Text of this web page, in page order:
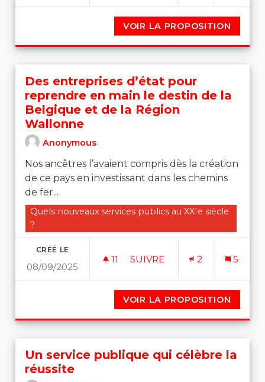
VOIR LA PROPOSITION
Des entreprises d’état pour
reprendre en main le destin de la
Belgique et de la Région
Wallonne
Anonymous
Nos ancêtres l’avaient compris dès la création
de ce pays en investissant dans les chemins
de fer...
Filtrer les résultats de la catégorie : Quels nouveaux
Quels nouveaux services publics au XXIe siècle
?
CRÉÉ LE
08/09/2025
11 11 ABONNÉS
SUIVRE 2 5
VOIR LA PROPOSITION
Un service publique qui célèbre la
réussite